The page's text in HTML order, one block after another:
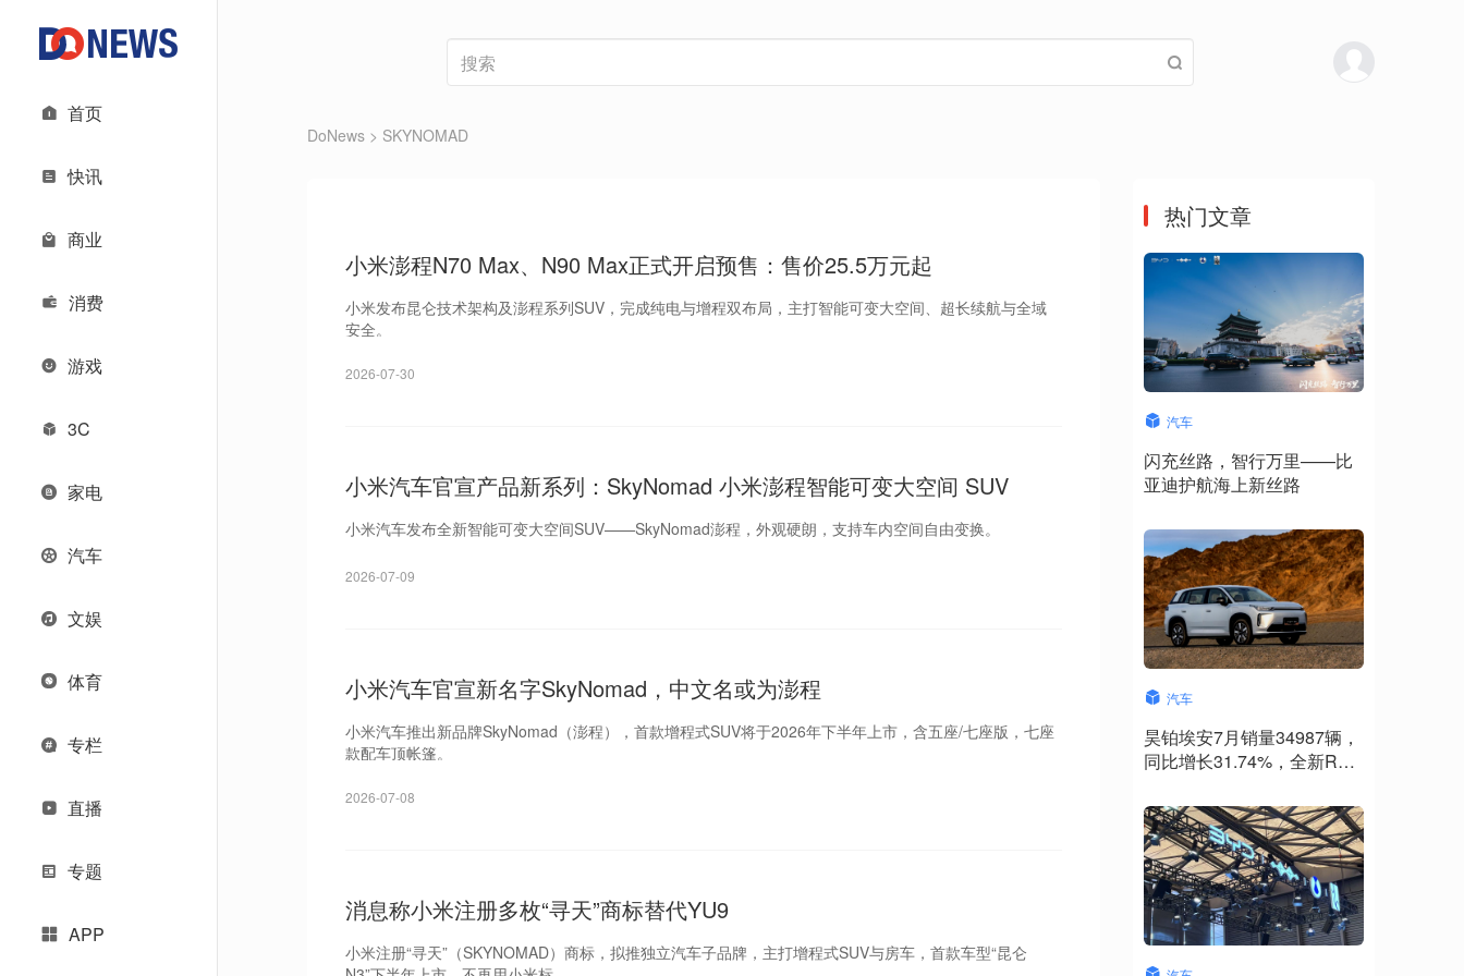
首页
快讯
商业
消费
游戏
3C
家电
汽车
文娱
体育
专栏
直播
专题
APP
DoNews > SKYNOMAD
小米澎程N70 Max、N90 Max正式开启预售：售价25.5万元起
小米发布昆仑技术架构及澎程系列SUV，完成纯电与增程双布局，主打智能可变大空间、超长续航与全域
安全。
2026-07-30
小米汽车官宣产品新系列：SkyNomad 小米澎程智能可变大空间 SUV
小米汽车发布全新智能可变大空间SUV——SkyNomad澎程，外观硬朗，支持车内空间自由变换。
2026-07-09
小米汽车官宣新名字SkyNomad，中文名或为澎程
小米汽车推出新品牌SkyNomad（澎程），首款增程式SUV将于2026年下半年上市，含五座/七座版，七座
款配车顶帐篷。
2026-07-08
消息称小米注册多枚“寻天”商标替代YU9
小米注册“寻天”（SKYNOMAD）商标，拟推独立汽车子品牌，主打增程式SUV与房车，首款车型“昆仑
热门文章
汽车
闪充丝路，智行万里——比
亚迪护航海上新丝路
汽车
昊铂埃安7月销量34987辆，
同比增长31.74%，全新Ray